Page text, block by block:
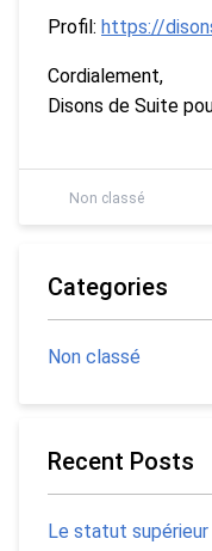
Profil: https://
Cordialement,
Disons de Suite
Non classé
Categories
Non classé
Recent Posts
Le statut